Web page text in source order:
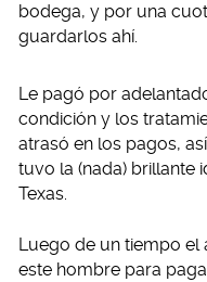
bodega, y por una
guardarlos ahí.
Le pagó por
condición y los
atrasó en los pagos,
tuvo la (nada) brillante
Texas.
Luego de un tiempo
este hombre para